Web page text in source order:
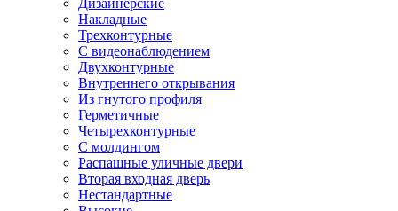
Дизайнерские
Накладные
Трехконтурные
С видеонаблюдением
Двухконтурные
Внутреннего открывания
Из гнутого профиля
Герметичные
Четырехконтурные
С молдингом
Распашные уличные двери
Вторая входная дверь
Нестандартные